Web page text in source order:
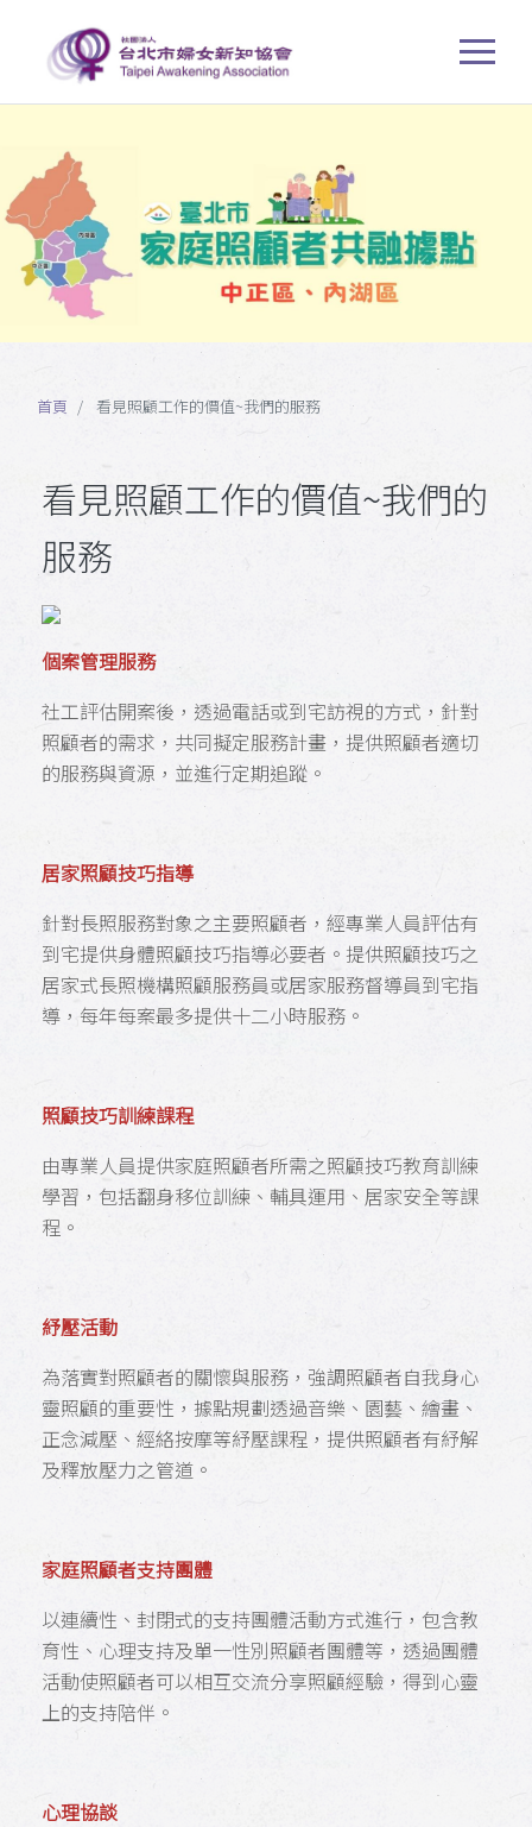
首頁 看見照顧工作的價值~我們的服務
看見照顧工作的價值~我們的
服務
個案管理服務
社工評估開案後，透過電話或到宅訪視的方式，針對
照顧者的需求，共同擬定服務計畫，提供照顧者適切
的服務與資源，並進行定期追蹤。
居家照顧技巧指導
針對長照服務對象之主要照顧者，經專業人員評估有
到宅提供身體照顧技巧指導必要者。提供照顧技巧之
居家式長照機構照顧服務員或居家服務督導員到宅指
導，每年每案最多提供十二小時服務。
照顧技巧訓練課程
由專業人員提供家庭照顧者所需之照顧技巧教育訓練
學習，包括翻身移位訓練、輔具運用、居家安全等課
程。
紓壓活動
為落實對照顧者的關懷與服務，強調照顧者自我身心
靈照顧的重要性，據點規劃透過音樂、園藝、繪畫、
正念減壓、經絡按摩等紓壓課程，提供照顧者有紓解
及釋放壓力之管道。
家庭照顧者支持團體
以連續性、封閉式的支持團體活動方式進行，包含教
育性、心理支持及單一性別照顧者團體等，透過團體
活動使照顧者可以相互交流分享照顧經驗，得到心靈
上的支持陪伴。
心理協談